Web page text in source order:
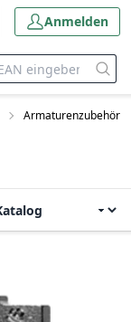
Anmelden
Armaturenzubehör